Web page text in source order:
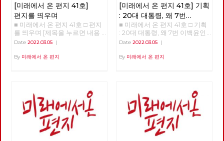
[미래에서 온 편지 41호]
편지를 띄우며
■ 미래에서 온 편지 41호 □ 편지
를 띄우며 [제목을 누르면 내용
을 볼 수 있습니다.] □ 편지를 띄
번 이백윤인가? □ 이슈 : 노동당
세를 규정하는 네 가지 요인 □
사람 : 청소년을 활동가로, 운동
기획자 고유미 □ 도서 : 그건 내
건데 - 기본소득, 모두가 차별없
이 찾아야 할 권리 □ 영화 : 이미
예정되어 있던 비극의 반복 - 나
Date 2022.03.05 |
By 미래에서 온 편지
[미래에서 온 편지 41호] 기획
: 20대 대통령, 왜 7번
이백윤인가? (1)
■ 미래에서 온 편지 41호 □ 기획
: 20대 대통령, 왜 7번 이백윤인
가? >>>>>> 업로드 준비중
Date 2022.03.05|
By 미래에서 온 편지